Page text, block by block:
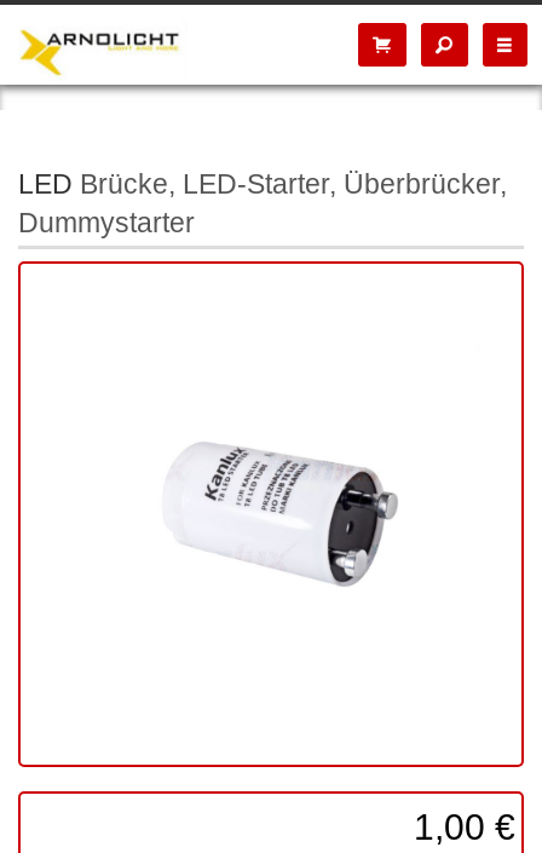
LED Brücke, LED-Starter, Überbrücker,
Dummystarter
1,00 €